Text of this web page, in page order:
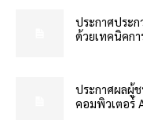
ประกาศประก
ด้วยเทคนิคก
ประกาศผลผู้
คอมพิวเตอร์